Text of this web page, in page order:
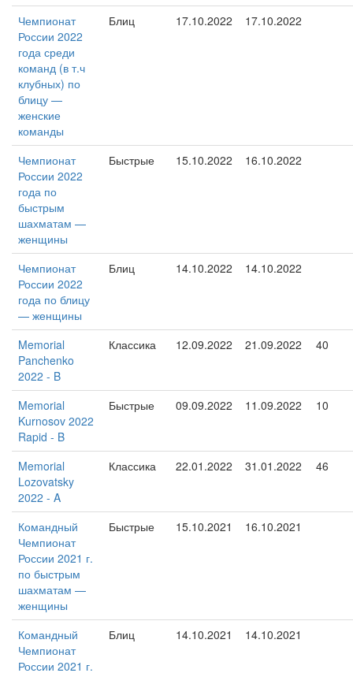
Чемпионат
России 2022
года среди
команд (в т.ч
клубных) по
блицу —
женские
команды
Блиц 17.10.2022 17.10.2022
Чемпионат
России 2022
года по
быстрым
шахматам —
женщины
Быстрые 15.10.2022 16.10.2022
Чемпионат
России 2022
года по блицу
— женщины
Блиц 14.10.2022 14.10.2022
Memorial
Panchenko
2022 - B
Классика 12.09.2022 21.09.2022 40
Memorial
Kurnosov 2022
Rapid - B
Быстрые 09.09.2022 11.09.2022 10
Memorial
Lozovatsky
2022 - A
Классика 22.01.2022 31.01.2022 46
Командный
Чемпионат
России 2021 г.
по быстрым
шахматам —
женщины
Быстрые 15.10.2021 16.10.2021
Командный
Чемпионат
России 2021 г.
Блиц 14.10.2021 14.10.2021